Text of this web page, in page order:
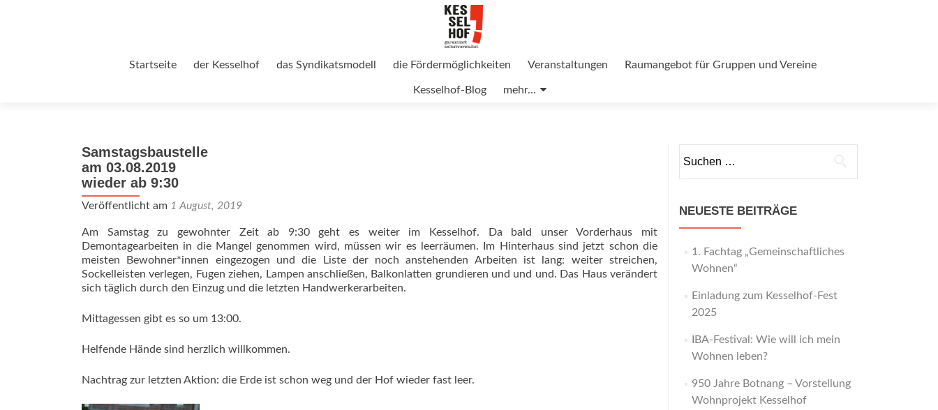
Startseite der Kesselhof das Syndikatsmodell die Fördermöglichkeiten Veranstaltungen Raumangebot für Gruppen und Vereine
Kesselhof-Blog mehr…
Samstagsbaustelle
am 03.08.2019
wieder ab 9:30
Veröffentlicht am 1 August, 2019
Am Samstag zu gewohnter Zeit ab 9:30 geht es weiter im Kesselhof. Da bald unser Vorderhaus mit
Demontagearbeiten in die Mangel genommen wird, müssen wir es leerräumen. Im Hinterhaus sind jetzt schon die
meisten Bewohner*innen eingezogen und die Liste der noch anstehenden Arbeiten ist lang: weiter streichen,
Sockelleisten verlegen, Fugen ziehen, Lampen anschließen, Balkonlatten grundieren und und und. Das Haus verändert
sich täglich durch den Einzug und die letzten Handwerkerarbeiten.
Mittagessen gibt es so um 13:00.
Helfende Hände sind herzlich willkommen.
Nachtrag zur letzten Aktion: die Erde ist schon weg und der Hof wieder fast leer.
nach:
NEUESTE BEITRÄGE
1. Fachtag „Gemeinschaftliches
Wohnen“
Einladung zum Kesselhof-Fest
2025
IBA-Festival: Wie will ich mein
Wohnen leben?
950 Jahre Botnang – Vorstellung
Wohnprojekt Kesselhof